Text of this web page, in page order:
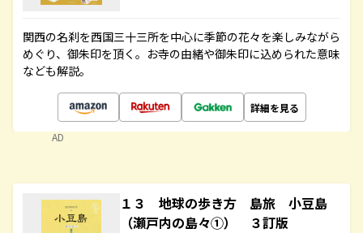
関西の名刹を西国三十三所を中心に季節の花々を楽しみながら
めぐり、御朱印を頂く。お寺の由緒や御朱印に込められた意味
なども解説。
詳細を見る
AD
１３ 地球の歩き方 島旅 小豆島
（瀬戸内の島々①） ３訂版